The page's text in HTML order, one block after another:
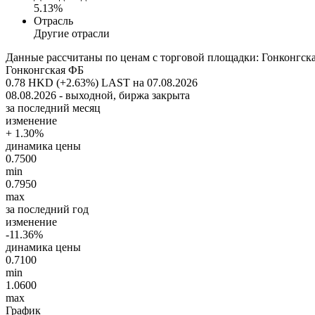
5.13%
Отрасль
Другие отрасли
Данные рассчитаны по ценам с торговой площадки:
Гонконгская ФБ
0.78 HKD (+2.63%) LAST на 07.08.2026
08.08.2026 - выходной, биржа закрыта
за последний месяц
изменение
+ 1.30%
динамика цены
0.7500
min
0.7950
max
за последний год
изменение
-11.36%
динамика цены
0.7100
min
1.0600
max
График